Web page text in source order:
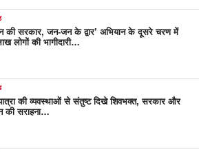
की सरकार, जन-जन के द्वार’ अभियान के दूसरे चरण में
लोगों की भागीदारी…
की व्यवस्थाओं से संतुष्ट दिखे शिवभक्त, सरकार और
की सराहना…